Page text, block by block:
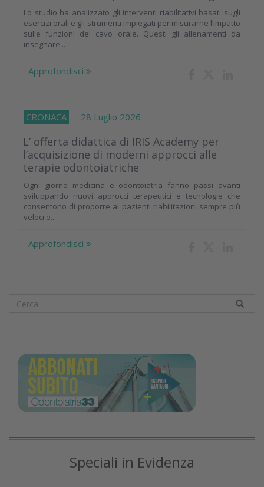
Lo studio ha analizzato gli interventi riabilitativi basati sugli
esercizi orali e gli strumenti impiegati per misurarne l’impatto
sulle funzioni del cavo orale. Questi gli allenamenti da
insegnare...
Approfondisci
CRONACA 28 Luglio 2026
L’ offerta didattica di IRIS Academy per
l’acquisizione di moderni approcci alle
terapie odontoiatriche
Ogni giorno medicina e odontoiatria fanno passi avanti
sviluppando nuovi approcci terapeutici e tecnologie che
consentono di proporre ai pazienti riabilitazioni sempre più
veloci e...
Approfondisci
Speciali in Evidenza